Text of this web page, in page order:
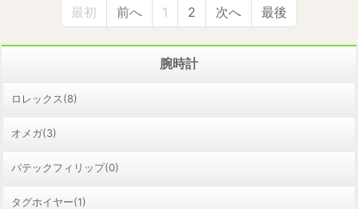
最初 前へ 1 2 次へ 最後
腕時計
ロレックス(8)
オメガ(3)
パテックフィリップ(0)
タグホイヤー(1)